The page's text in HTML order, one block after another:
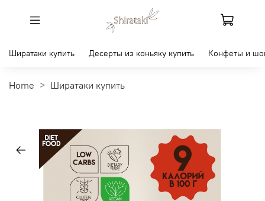
Ширатаки купить Десерты из коньяку купить Конфеты и
Home Ширатаки купить